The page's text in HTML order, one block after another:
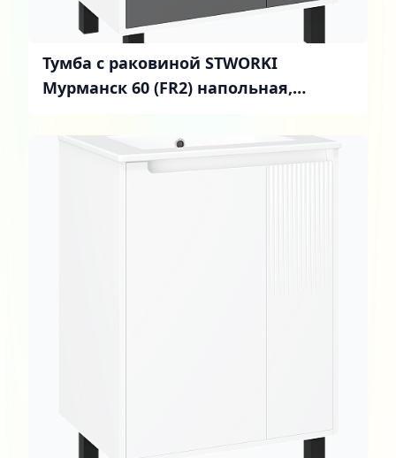
Тумба с раковиной STWORKI
Мурманск 60 (FR2) напольная,